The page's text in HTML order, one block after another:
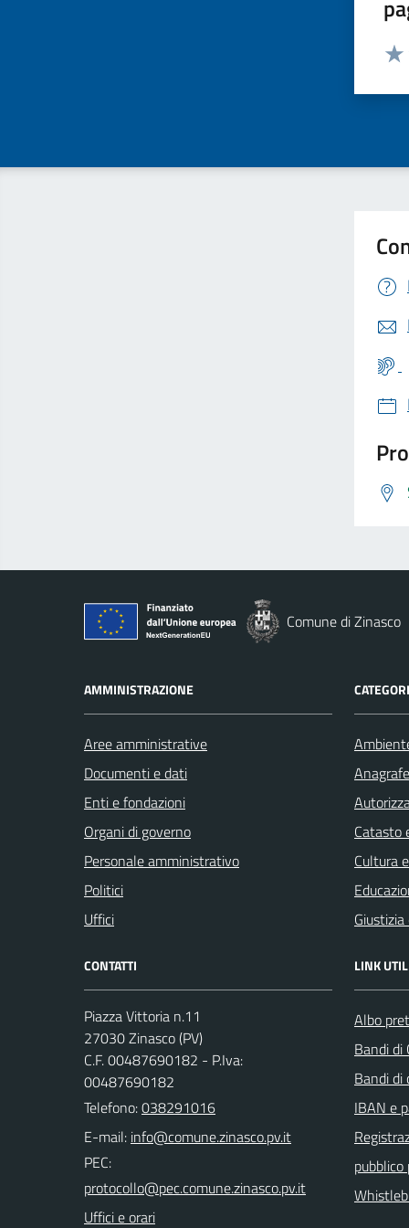
Comune di Zinasco
AMMINISTRAZIONE
Aree amministrative
Documenti e dati
Enti e fondazioni
Organi di governo
Personale amministrativo
Politici
Uffici
Catasto
Cultura
CONTATTI
Piazza Vittoria n.11
27030 Zinasco (PV)
C.F. 00487690182 - P.Iva:
00487690182
Telefono:038291016
E-mail:
PEC:
Uffici e orari
LINK
Albo
Bandi di
Bandi di
IBAN e